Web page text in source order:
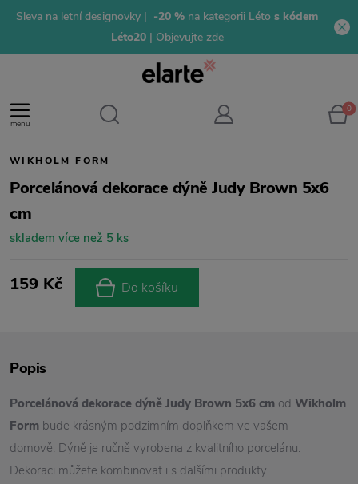
Sleva na letní designovky | -20 % na kategorii Léto s kódem
Léto20 | Objevujte zde
menu
0
WIKHOLM FORM
Porcelánová dekorace dýně Judy Brown 5x6
cm
skladem více než 5 ks
159 Kč Do košíku
Popis
Porcelánová dekorace dýně Judy Brown 5x6 cm od Wikholm
Form bude krásným podzimním doplňkem ve vašem
domově. Dýně je ručně vyrobena z kvalitního porcelánu.
Dekoraci můžete kombinovat i s dalšími produkty